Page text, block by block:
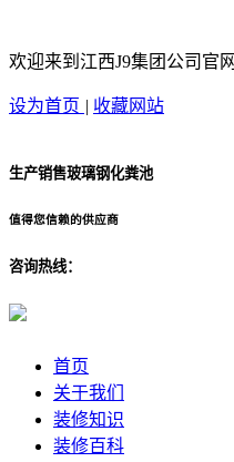
欢迎来到江西J9集团公司官
设为首页 | 收藏网站
生产销售玻璃钢化粪池
值得您信赖的供应商
咨询热线：
首页
关于我们
装修知识
装修百科